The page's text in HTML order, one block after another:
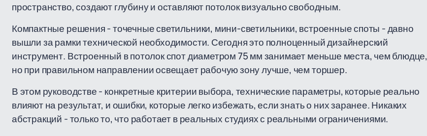
пространство, создают глубину и оставляют потолок визуально свободным.
Компактные решения - точечные светильники, мини-светильники, встроенные споты - давно
вышли за рамки технической необходимости. Сегодня это полноценный дизайнерский
инструмент. Встроенный в потолок спот диаметром 75 мм занимает меньше места, чем блюдце,
но при правильном направлении освещает рабочую зону лучше, чем торшер.
В этом руководстве - конкретные критерии выбора, технические параметры, которые реально
влияют на результат, и ошибки, которые легко избежать, если знать о них заранее. Никаких
абстракций - только то, что работает в реальных студиях с реальными ограничениями.